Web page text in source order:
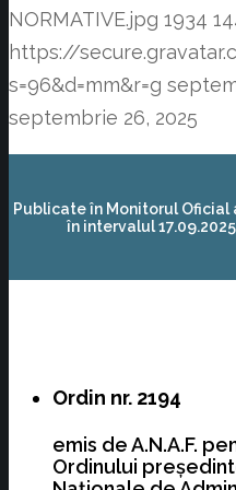
NORMATIVE.jpg 1934
https://
s=96&d=mm&r=g
septembrie 26, 2025
Publicate în Monitorul Oficial
în intervalul
Ordin nr. 2194
emis de A.N.A.F.
Ordinului